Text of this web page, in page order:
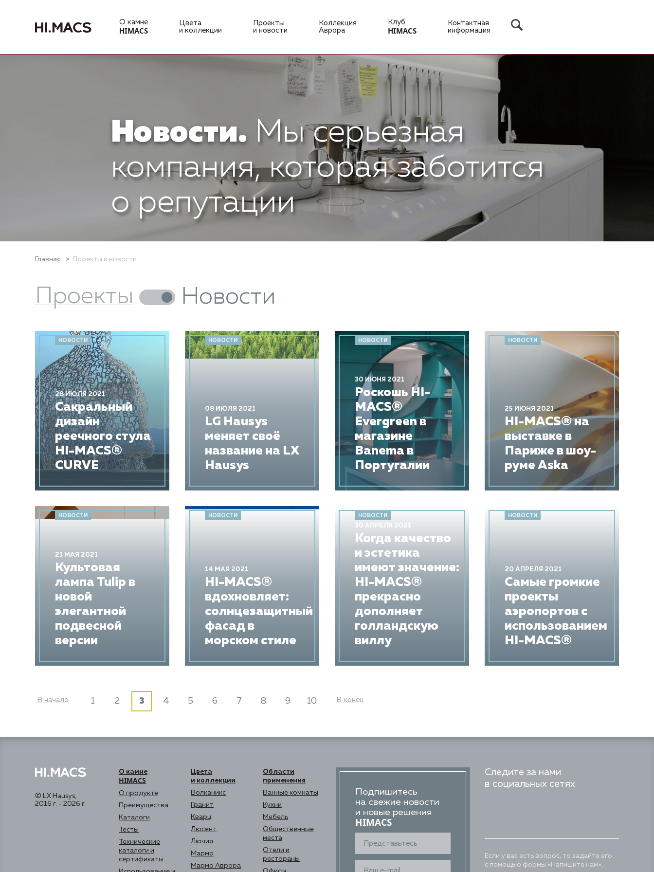
О камне
HIMACS
Цвета
и коллекции
Проекты
и новости
Коллекция
Аврора
Клуб
HIMACS
Контактная
информация
Новости. Мы серьезная
компания, которая заботится
о репутации
Главная Проекты и новости
Проекты Новости
НОВОСТИ
28 ИЮЛЯ 2021
Сакральный
дизайн
реечного стула
HI-MACS®
CURVE
НОВОСТИ
08 ИЮЛЯ 2021
LG Hausys
меняет своё
название на LX
Hausys
НОВОСТИ
30 ИЮНЯ 2021
Роскошь HI-
MACS®
Evergreen в
магазине
Banema в
Португалии
НОВОСТИ
25 ИЮНЯ 2021
​HI-MACS® на
выставке в
Париже в шоу-
руме Aska
НОВОСТИ
21 МАЯ 2021
​Культовая
лампа Tulip в
новой
элегантной
подвесной
версии
НОВОСТИ
14 МАЯ 2021
HI-MACS®
вдохновляет:
солнцезащитный
фасад в
морском стиле
НОВОСТИ
30 АПРЕЛЯ 2021
​Когда качество
и эстетика
имеют значение:
HI-MACS®
прекрасно
дополняет
голландскую
виллу
НОВОСТИ
20 АПРЕЛЯ 2021
Самые громкие
проекты
аэропортов с
использованием
HI-MACS®
В начало 1 2 3 4 5 6 7 8 9 10 В конец
© LX Hausys,
2016 г. - 2026 г.
О камне
HIMACS
О продукте
Преимущества
Каталоги
Тесты
Технические
каталоги и
сертификаты
Цвета
и коллекции
Волканикс
Гранит
Кварц
Люсент
Лючия
Мармо
Мармо Аврора
Области
применения
Ванные комнаты
Кухни
Мебель
Общественные
места
Отели и
рестораны
Подпишитесь
на свежие новости
и новые решения
HIMACS
Следите за нами
в социальных сетях
Если у вас есть вопрос, то задайте его
с помощью формы «Напишите нам»,